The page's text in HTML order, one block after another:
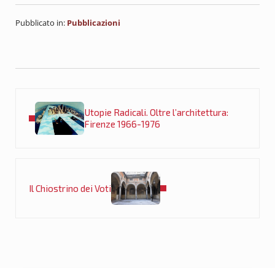
Pubblicato in: Pubblicazioni
Utopie Radicali. Oltre l’architettura:
Firenze 1966-1976
Il Chiostrino dei Voti